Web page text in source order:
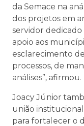
da Semace na
dos projetos em
servidor
apoio aos
esclarecimento
processos, de
análises”, afirmou.
Joacy Júnior
união
para fortalecer o